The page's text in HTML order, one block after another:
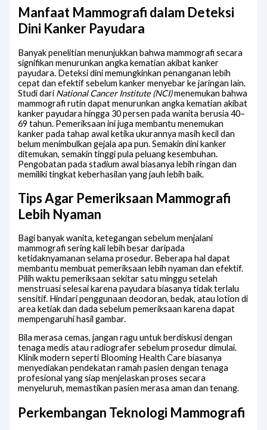
Manfaat Mammografi dalam Deteksi
Dini Kanker Payudara
Banyak penelitian menunjukkan bahwa mammografi secara
signifikan menurunkan angka kematian akibat kanker
payudara. Deteksi dini memungkinkan penanganan lebih
cepat dan efektif sebelum kanker menyebar ke jaringan lain.
Studi dari National Cancer Institute (NCI)menemukan bahwa
mammografi rutin dapat menurunkan angka kematian akibat
kanker payudara hingga 30 persen pada wanita berusia 40–
69 tahun. Pemeriksaan ini juga membantu menemukan
kanker pada tahap awal ketika ukurannya masih kecil dan
belum menimbulkan gejala apa pun. Semakin dini kanker
ditemukan, semakin tinggi pula peluang kesembuhan.
Pengobatan pada stadium awal biasanya lebih ringan dan
memiliki tingkat keberhasilan yang jauh lebih baik.
Tips Agar Pemeriksaan Mammografi
Lebih Nyaman
Bagi banyak wanita, ketegangan sebelum menjalani
mammografi sering kali lebih besar daripada
ketidaknyamanan selama prosedur. Beberapa hal dapat
membantu membuat pemeriksaan lebih nyaman dan efektif.
Pilih waktu pemeriksaan sekitar satu minggu setelah
menstruasi selesai karena payudara biasanya tidak terlalu
sensitif. Hindari penggunaan deodoran, bedak, atau lotion di
area ketiak dan dada sebelum pemeriksaan karena dapat
mempengaruhi hasil gambar.
Bila merasa cemas, jangan ragu untuk berdiskusi dengan
tenaga medis atau radiografer sebelum prosedur dimulai.
Klinik modern seperti Blooming Health Care biasanya
menyediakan pendekatan ramah pasien dengan tenaga
profesional yang siap menjelaskan proses secara
menyeluruh, memastikan pasien merasa aman dan tenang.
Perkembangan Teknologi Mammografi